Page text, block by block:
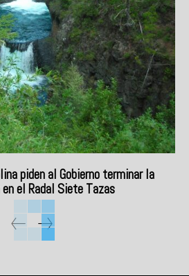
piden al Gobierno terminar la
el Radal Siete Tazas